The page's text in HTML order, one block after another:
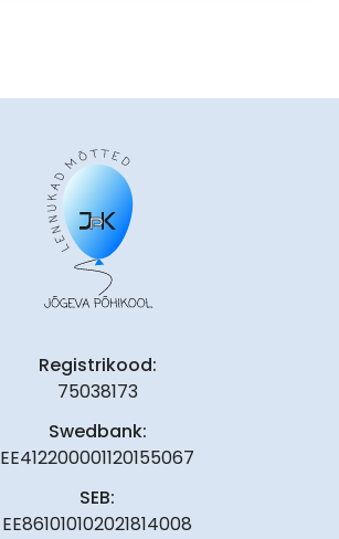
Registrikood:
75038173
Swedbank:
EE412200001120155067
SEB:
EE861010102021814008